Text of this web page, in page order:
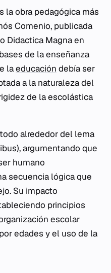
la obra pedagógica más
Comenio, publicada
Didactica Magnaen
de la enseñanza
laeducación debía ser
a la naturaleza del
de la escolástica
alrededor del lema
), argumentando que
humano
secuencia lógica que
Su impacto
principios
escolar
edades y el uso de la